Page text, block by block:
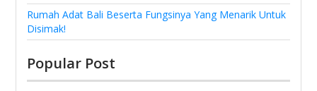
Rumah Adat Bali Beserta Fungsinya Yang Menarik Untuk
Disimak!
Popular Post